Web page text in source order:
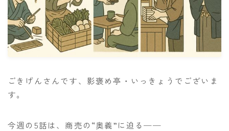
ごきげんさんです、影褒め亭・いっきょうでございま
す。
今週の5話は、商売の“奥義”に迫る──